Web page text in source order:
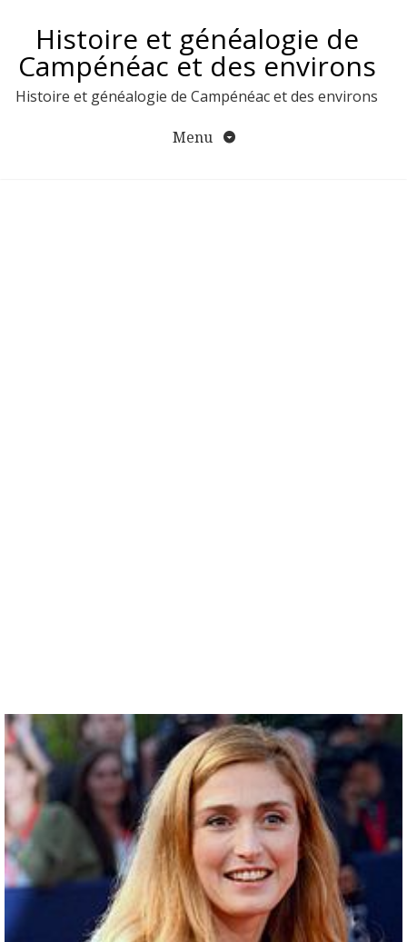
contenuHistoire et généalogie de
Campénéac et des environs
Histoire et généalogie de Campénéac et des environs
Menu